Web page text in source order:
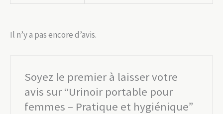
Il n’y a pas encore d’avis.
Soyez le premier à laisser votre
avis sur “Urinoir portable pour
femmes – Pratique et hygiénique”